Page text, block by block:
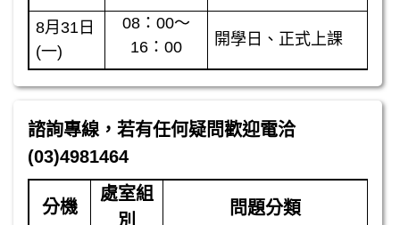
8月31日
(一)
08：00～
16：00
開學日、正式上課
諮詢專線，若有任何疑問歡迎電洽
(03)4981464
分機
處室組
別
問題分類